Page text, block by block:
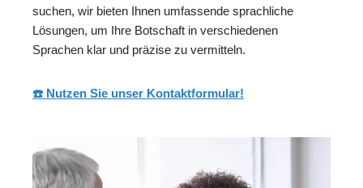
suchen, wir bieten Ihnen umfassende sprachliche
Lösungen, um Ihre Botschaft in verschiedenen
Sprachen klar und präzise zu vermitteln.
☎️ Nutzen Sie unser Kontaktformular!